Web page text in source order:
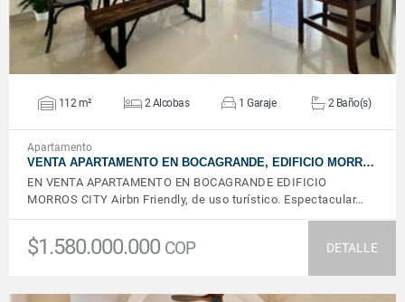
112 m² 2 Alcobas 1 Garaje 2 Baño(s)
Apartamento
VENTA APARTAMENTO EN BOCAGRANDE, EDIFICIO MORR…
EN VENTA APARTAMENTO EN BOCAGRANDE EDIFICIO
MORROS CITY Airbn Friendly, de uso turístico. Espectacular…
$1.580.000.000 COP DETALLE